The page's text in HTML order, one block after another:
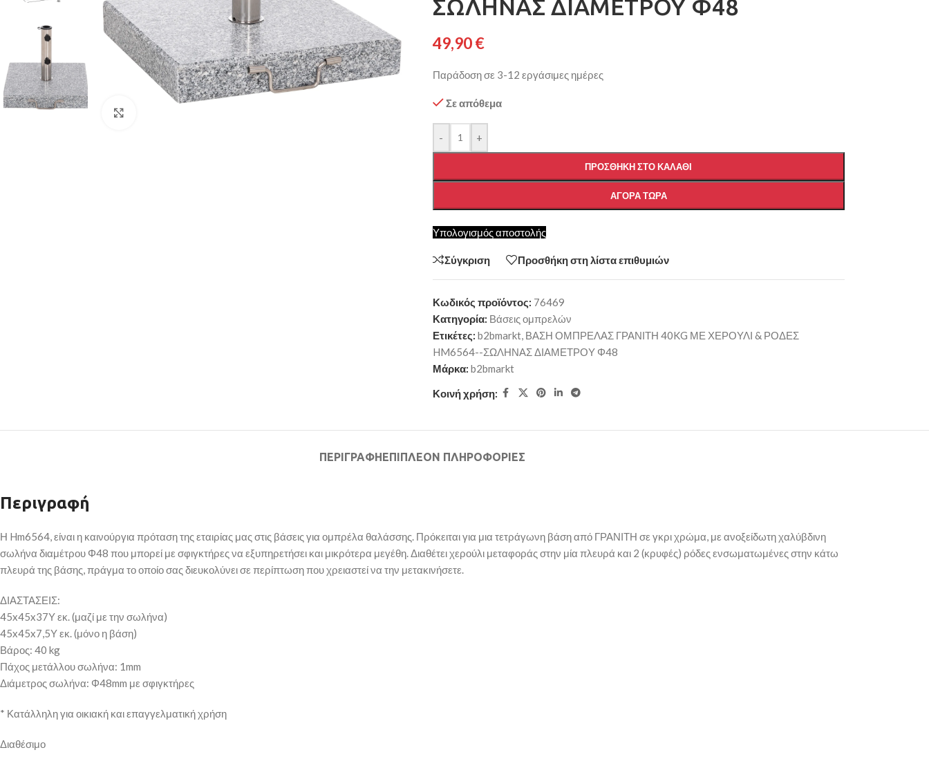
ΣΩΛΗΝΑΣ ΔΙΑΜΕΤΡΟΥ Φ48
49,90€
Παράδοση σε 3-12 εργάσιμες ημέρες
Σε απόθεμα
- +
ΠΡΟΣΘΉΚΗ ΣΤΟ ΚΑΛΆΘΙ
ΑΓΟΡΆ ΤΏΡΑ
Υπολογισμός αποστολής
Σύγκριση Προσθήκη στη λίστα επιθυμιών
Κωδικός προϊόντος: 76469
Κατηγορία: Βάσεις ομπρελών
Ετικέτες: b2bmarkt, ΒΑΣΗ ΟΜΠΡΕΛΑΣ ΓΡΑΝΙΤΗ 40KG ΜΕ ΧΕΡΟΥΛΙ & ΡΟΔΕΣ
HM6564--ΣΩΛΗΝΑΣ ΔΙΑΜΕΤΡΟΥ Φ48
Μάρκα: b2bmarkt
Κοινή χρήση:
ΠΕΡΙΓΡΑΦΉΕΠΙΠΛΈΟΝ ΠΛΗΡΟΦΟΡΊΕΣ
Περιγραφή
Η Hm6564, είναι η καινούργια πρόταση της εταιρίας μας στις βάσεις για ομπρέλα θαλάσσης. Πρόκειται για μια τετράγωνη βάση από ΓΡΑΝΙΤΗ σε γκρι χρώμα, με ανοξείδωτη χαλύβδινη
σωλήνα διαμέτρου Φ48 που μπορεί με σφιγκτήρες να εξυπηρετήσει και μικρότερα μεγέθη. Διαθέτει χερούλι μεταφοράς στην μία πλευρά και 2 (κρυφές) ρόδες ενσωματωμένες στην κάτω
πλευρά της βάσης, πράγμα το οποίο σας διευκολύνει σε περίπτωση που χρειαστεί να την μετακινήσετε.
ΔΙΑΣΤΑΣΕΙΣ:
45x45x37Υ εκ. (μαζί με την σωλήνα)
45x45x7,5Υ εκ. (μόνο η βάση)
Βάρος: 40 kg
Πάχος μετάλλου σωλήνα: 1mm
Διάμετρος σωλήνα: Φ48mm με σφιγκτήρες
* Κατάλληλη για οικιακή και επαγγελματική χρήση
Διαθέσιμο